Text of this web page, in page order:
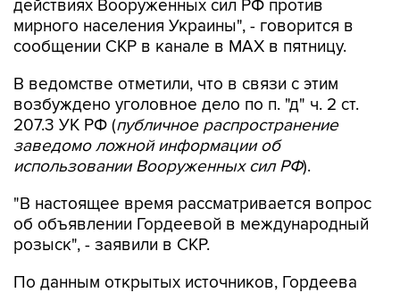
сообщении СКР в канале в MAX в пятницу.
В ведомстве отметили, что в связи с этим
207.3 УК РФ ( публичное распространение
заведомо ложной информации об
использовании Вооруженных сил РФ).
"В настоящее время рассматривается вопрос
розыск", - заявили в СКР.
По данным открытых источников, Гордеева